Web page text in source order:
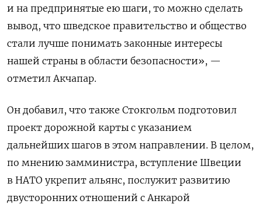
и на предпринятые ею шаги, то можно сделать
вывод, что шведское правительство и общество
стали лучше понимать законные интересы
нашей страны в области безопасности», —
отметил Акчапар.
Он добавил, что также Стокгольм подготовил
проект дорожной карты с указанием
дальнейших шагов в этом направлении. В целом,
по мнению замминистра, вступление Швеции
в НАТО укрепит альянс, послужит развитию
двусторонних отношений с Анкарой